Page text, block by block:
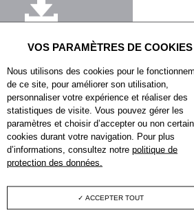
TÉLÉCHARGEMENT
MARCHÉS PUBLICS
Nous utilisons des cookies pour le
de ce site, pour améliorer son utilisation,
personnaliser votre expérience et réaliser des
statistiques de visite. Vous pouvez gérer les
paramètres et choisir d’accepter ou non
cookies durant votre navigation. Pour plus
d’informations, consultez notrepolitique de
protection des données.
ACCEPTER TOUT